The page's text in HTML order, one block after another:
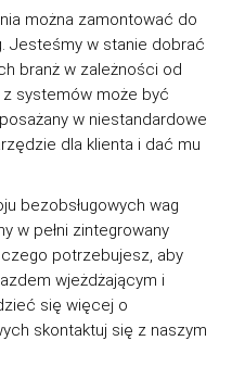
można zamontować do
Jesteśmy w stanie dobrać
branż w zależności od
z systemów może być
w niestandardowe
dla klienta i dać mu
bezobsługowych wag
w pełni zintegrowany
potrzebujesz, aby
wjeżdżającym i
się więcej o
skontaktuj się z naszym